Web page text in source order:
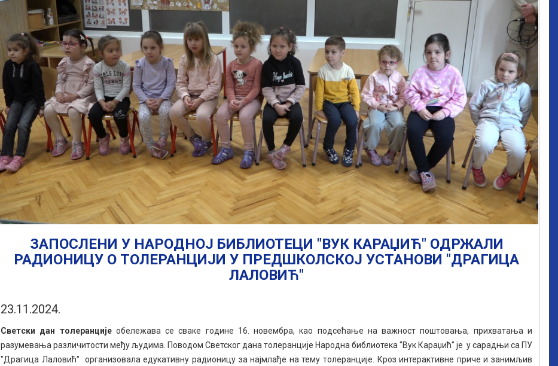
ЗАПОСЛЕНИ У НAРОДНОЈ БИБЛИОТЕЦИ "ВУК КАРАЏИЋ" ОДРЖАЛИ
РАДИОНИЦУ О ТОЛЕРАНЦИЈИ У ПРЕДШКОЛСКОЈ УСТАНОВИ "ДРАГИЦА
ЛАЛОВИЋ"
23.11.2024.
Светски дан толеранцијеобележава се сваке године 16. новембра, као подсећање на важност поштовања, прихватања и
разумевања различитости међу људима. Поводом Светског дана толеранције Народна библиотека "Вук Караџић" је у сарадњи са ПУ
"Драгица Лаловић" организовала едукативну радионицу за најмлађе на тему толеранције. Кроз интерактивне приче и занимљив